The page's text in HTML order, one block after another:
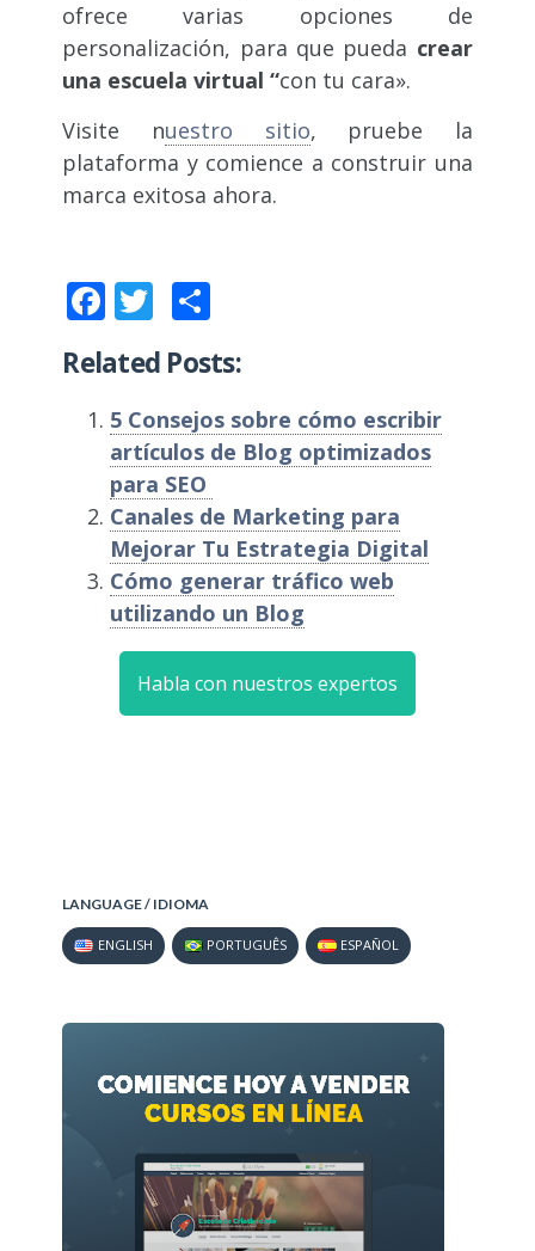
ofrece varias opciones de
personalización, para que pueda crear
una escuela virtual “con tu cara».
Visite nuestro sitio, pruebe la
plataforma y comience a construir una
marca exitosa ahora.
Facebook
Twitter
Related Posts:
5 Consejos sobre cómo escribir
artículos de Blog optimizados
para SEO
Canales de Marketing para
Mejorar Tu Estrategia Digital
Cómo generar tráfico web
utilizando un Blog
Habla con nuestros expertos
LANGUAGE / IDIOMA
ENGLISH PORTUGUÊS ESPAÑOL